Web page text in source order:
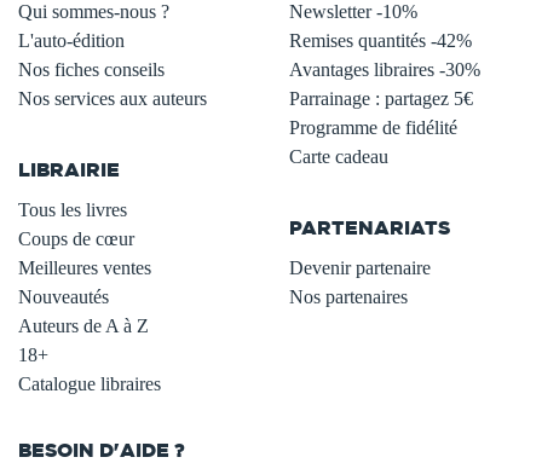
Qui sommes-nous ?
L'auto-édition
Nos fiches conseils
Nos services aux auteurs
LIBRAIRIE
Tous les livres
Coups de cœur
Meilleures ventes
Nouveautés
Auteurs de A à Z
18+
Catalogue libraires
Newsletter -10%
Remises quantités -42%
Avantages libraires -30%
Parrainage : partagez 5€
Programme de fidélité
Carte cadeau
PARTENARIATS
Devenir partenaire
Nos partenaires
BESOIN D'AIDE ?